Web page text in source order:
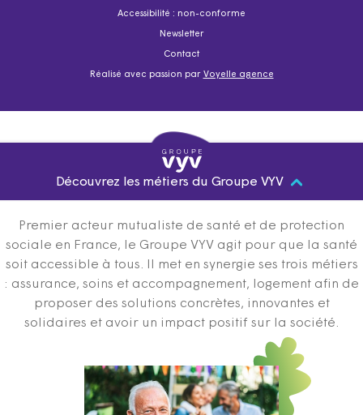
Accessibilité : non-conforme
Newsletter
Contact
Réalisé avec passion par Voyelle agence
Découvrez les métiers du Groupe VYV
Premier acteur mutualiste de santé et de protection
sociale en France, le Groupe VYV agit pour que la santé
soit accessible à tous. Il met en synergie ses trois métiers
: assurance, soins et accompagnement, logement afin de
proposer des solutions concrètes, innovantes et
solidaires et avoir un impact positif sur la société.